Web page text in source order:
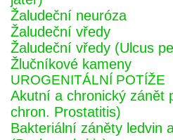
Žaludeční neuróza
Žaludeční vředy
Žaludeční vředy (Ulcus
Žlučníkové kameny
UROGENITÁLNÍ POTÍŽE
Akutní a chronický zánět
chron. Prostatitis)
Bakteriální záněty ledvin